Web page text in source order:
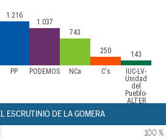
PP PODEMOS NCa C's
IUC-LV-
Unidad
del
Pueblo-
ALTER
1.216
1.037
743
250 143
ESCRUTINIO DE LA GOMERA
100 %